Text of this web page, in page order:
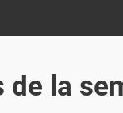
la